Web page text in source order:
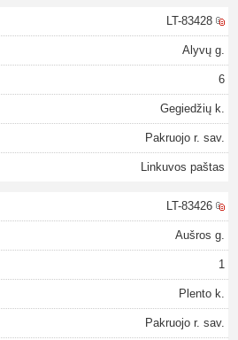
LT-83428
Alyvų g.
6
Gegiedžių k.
Pakruojo r. sav.
Linkuvos paštas
LT-83426
Aušros g.
1
Plento k.
Pakruojo r. sav.